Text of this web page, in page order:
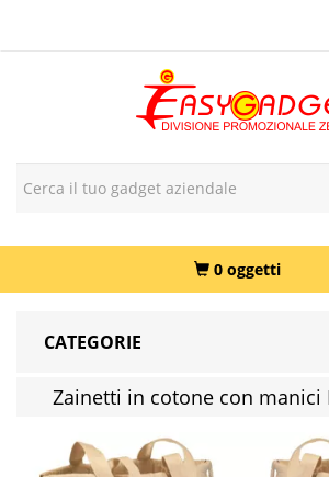
0 oggetti
CATEGORIE
Zainetti in cotone con manici